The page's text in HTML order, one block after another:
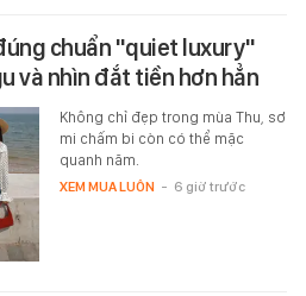
chuẩn "quiet luxury"
và nhìn đắt tiền hơn hẳn
Không chỉ đẹp trong mùa Thu, sơ
mi chấm bi còn có thể mặc
quanh năm.
XEM MUA LUÔN - 6 giờ trước